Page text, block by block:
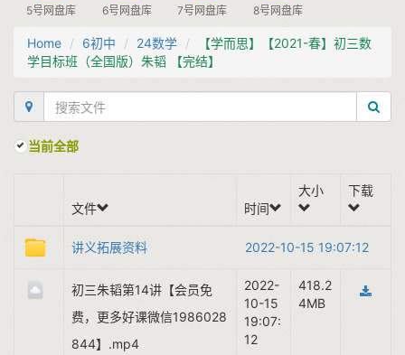
5号网盘库 6号网盘库 7号网盘库 8号网盘库
Home 6初中 24数学
【学而思】【2021-春】初三数
学目标班（全国版）朱韬 【完结】
当前全部
文件 时间
大小 下载
讲义拓展资料 2022-10-15 19:07:12
初三朱韬第14讲【会员免
费，更多好课微信1986028
844】.mp4
2022-
10-15
19:07:
12
418.2
4MB